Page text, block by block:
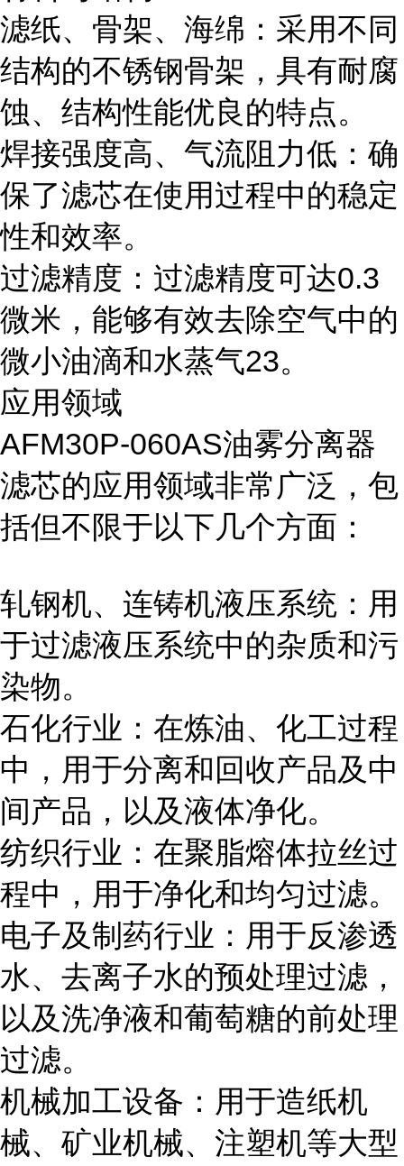
滤纸、骨架、海绵：采用不同
结构的不锈钢骨架，具有耐腐
蚀、结构性能优良的特点。
焊接强度高、气流阻力低：确
保了滤芯在使用过程中的稳定
性和效率。
过滤精度：过滤精度可达0.3
微米，能够有效去除空气中的
微小油滴和水蒸气23。
应用领域
AFM30P-060AS油雾分离器
滤芯的应用领域非常广泛，包
括但不限于以下几个方面：
轧钢机、连铸机液压系统：用
于过滤液压系统中的杂质和污
染物。
石化行业：在炼油、化工过程
中，用于分离和回收产品及中
间产品，以及液体净化。
纺织行业：在聚脂熔体拉丝过
程中，用于净化和均匀过滤。
电子及制药行业：用于反渗透
水、去离子水的预处理过滤，
以及洗净液和葡萄糖的前处理
过滤。
机械加工设备：用于造纸机
械、矿业机械、注塑机等大型